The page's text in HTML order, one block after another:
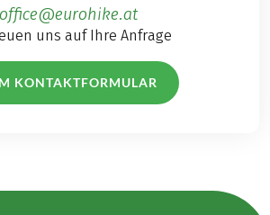
office@eurohike.at
uns auf Ihre Anfrage
KONTAKTFORMULAR